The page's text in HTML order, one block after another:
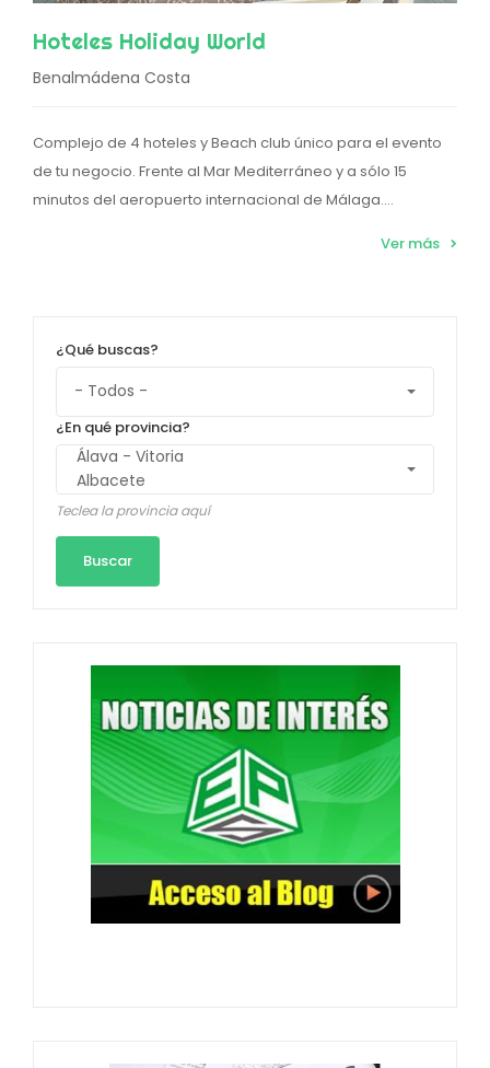
Hoteles Holiday World
Benalmádena Costa
Complejo de 4 hoteles y Beach club único para el evento
de tu negocio. Frente al Mar Mediterráneo y a sólo 15
minutos del aeropuerto internacional de Málaga....
Ver más
¿Qué buscas?
¿En qué provincia?
Teclea la provincia aquí